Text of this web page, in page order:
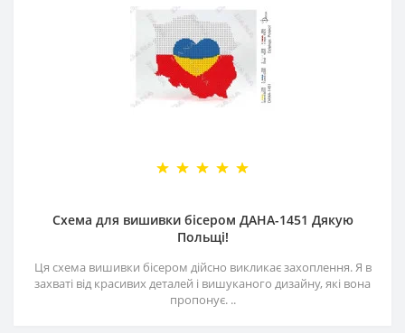
Схема для вишивки бісером ДАНА-1451 Дякую
Польщі!
Ця схема вишивки бісером дійсно викликає захоплення. Я в
захваті від красивих деталей і вишуканого дизайну, які вона
пропонує. ..